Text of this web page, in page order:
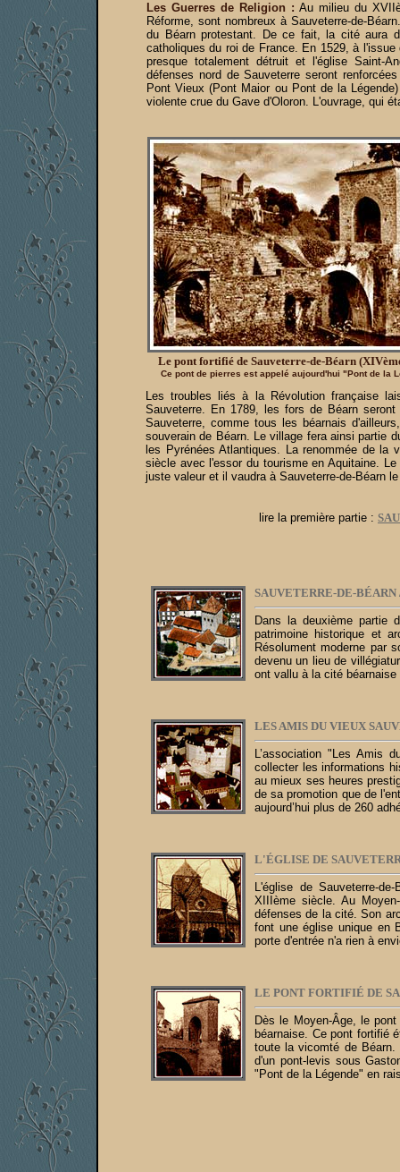
Les Guerres de Religion :Au milieu du
Réforme, sont nombreux à Sauveterre-de-
du Béarn protestant. De ce fait, la cité aura
catholiques du roi de France. En 1529, à
presque totalement détruit et l'église Saint-
défenses nord de Sauveterre seront
Pont Vieux (Pont Maior ou Pont de la
violente crue du Gave d'Oloron. L'ouvrage, qui
Le pont fortifié de Sauveterre-de-Béarn
Ce pont de pierres est appelé aujourd'hui "Pont de la
Les troubles liés à la Révolution française
Sauveterre. En 1789, les fors de Béarn
Sauveterre, comme tous les béarnais
souverain de Béarn. Le village fera ainsi partie
les Pyrénées Atlantiques. La renommée de
siècle avec l'essor du tourisme en Aquitaine.
juste valeur et il vaudra à Sauveterre-de-Béarn
lire la première partie :
SAUVETERRE-DE-BÉARN
Dans la deuxième partie
patrimoine historique et
Résolument moderne par
devenu un lieu de
ont vallu à la cité
LES AMIS DU VIEUX
L’association "Les Amis
collecter les informations
au mieux ses heures
de sa promotion que de
aujourd’hui plus de 260
L'ÉGLISE DE
L'église de Sauveterre-
XIIIème siècle. Au
défenses de la cité. Son
font une église unique en
porte d'entrée n'a rien à
LE PONT FORTIFIÉ DE
Dès le Moyen-Âge, le
béarnaise. Ce pont fortifié
toute la vicomté de
d'un pont-levis sous
"Pont de la Légende" en